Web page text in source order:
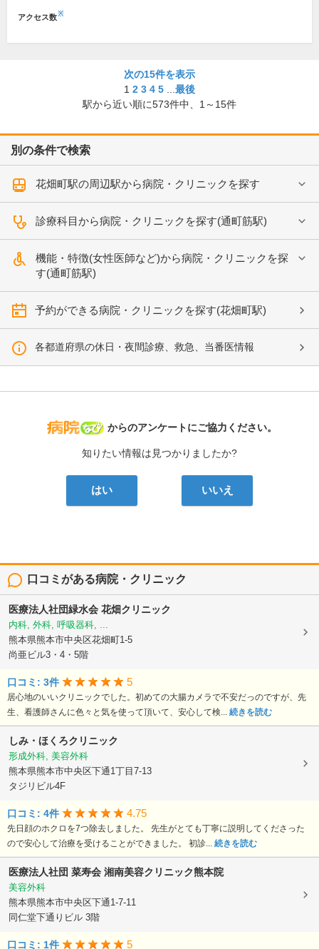
アクセス数※
次の15件を表示
1 2 3 4 5
最後
駅から近い順に573件中、 1～15件
別の条件で検索
花畑町駅の周辺駅から病院・クリニックを探す
診療科目から病院・クリニックを探す(通町筋駅)
機能・特徴(女性医師など)から病院・クリニックを探
す(通町筋駅)
予約ができる病院・クリニックを探す(花畑町駅)
各都道府県の休日・夜間診療、救急、当番医情報
病院なび
からのアンケートにご協力ください。
知りたい情報は見つかりましたか?
はい いいえ
口コミがある病院・クリニック
医療法人社団緑水会 花畑クリニック
内科, 外科, 呼吸器科, ...
熊本県熊本市中央区花畑町1-5
尚亜ビル3・4・5階
口コミ: 3件 5
居心地のいいクリニックでした。初めての大腸カメラで不安だっのですが、先
生、看護師さんに色々と気を使って頂いて、安心して検... 続きを読む
しみ・ほくろクリニック
形成外科, 美容外科
熊本県熊本市中央区下通1丁目7-13
タジリビル4F
口コミ: 4件 4.75
先日顔のホクロを7つ除去しました。 先生がとても丁寧に説明してくださった
ので安心して治療を受けることができました。 初診... 続きを読む
医療法人社団 菜寿会 湘南美容クリニック熊本院
美容外科
熊本県熊本市中央区下通1-7-11
同仁堂下通りビル 3階
口コミ: 1件 5